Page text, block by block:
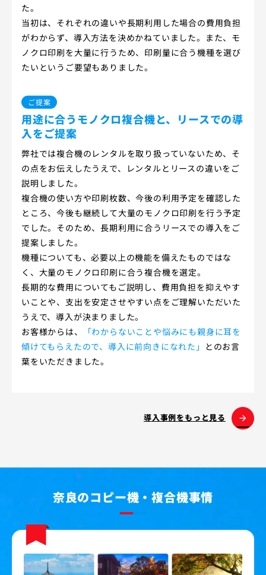
た。
当初は、それぞれの違いや長期利用した場合の費用負担
がわからず、導入方法を決めかねていました。また、モ
ノクロ印刷を大量に行うため、印刷量に合う機種を選び
たいというご要望もありました。
ご提案
用途に合うモノクロ複合機と、リースでの導
入をご提案
弊社では複合機のレンタルを取り扱っていないため、そ
の点をお伝えしたうえで、レンタルとリースの違いをご
説明しました。
複合機の使い方や印刷枚数、今後の利用予定を確認した
ところ、今後も継続して大量のモノクロ印刷を行う予定
でした。そのため、長期利用に合うリースでの導入をご
提案しました。
機種についても、必要以上の機能を備えたものではな
く、大量のモノクロ印刷に合う複合機を選定。
長期的な費用についてもご説明し、費用負担を抑えやす
いことや、支出を安定させやすい点をご理解いただいた
うえで、導入が決まりました。
お客様からは、 「わからないことや悩みにも親身に耳を
傾けてもらえたので、導入に前向きになれた」 とのお言
葉をいただきました。
導入事例をもっと見る arrow_forward
奈良のコピー機・複合機事情